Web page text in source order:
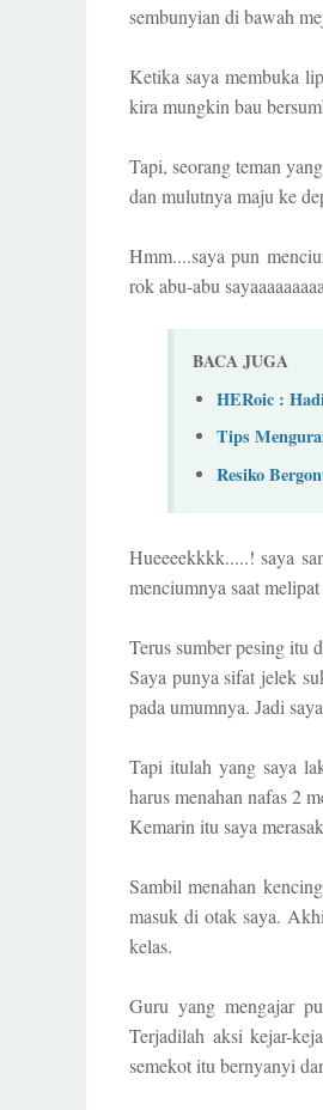
sembunyian di bawah
Ketika saya membuka
kira mungkin bau
Tapi, seorang teman
dan mulutnya maju ke
Hmm....saya pun
rok abu-abu
BACA JUGA
HERoic :
Tips
Resiko
Hueeeekkkk.....! saya
menciumnya saat
Terus sumber pesing itu
Saya punya sifat jelek
pada umumnya. Jadi
Tapi itulah yang saya
harus menahan nafas 2
Kemarin itu saya
Sambil menahan
masuk di otak saya.
kelas.
Guru yang mengajar
Terjadilah aksi kejar-
semekot itu bernyanyi